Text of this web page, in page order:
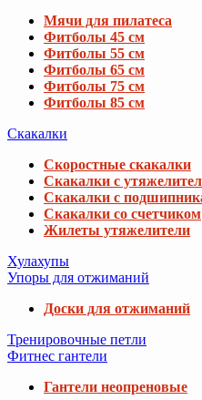
Мячи для пилатеса
Фитболы 45 см
Фитболы 55 см
Фитболы 65 см
Фитболы 75 см
Фитболы 85 см
Скакалки
Скоростные скакалки
Скакалки с
Скакалки с
Скакалки со счетчиком
Жилеты утяжелители
Хулахупы
Упоры для отжиманий
Доски для отжиманий
Тренировочные петли
Фитнес гантели
Гантели неопреновые